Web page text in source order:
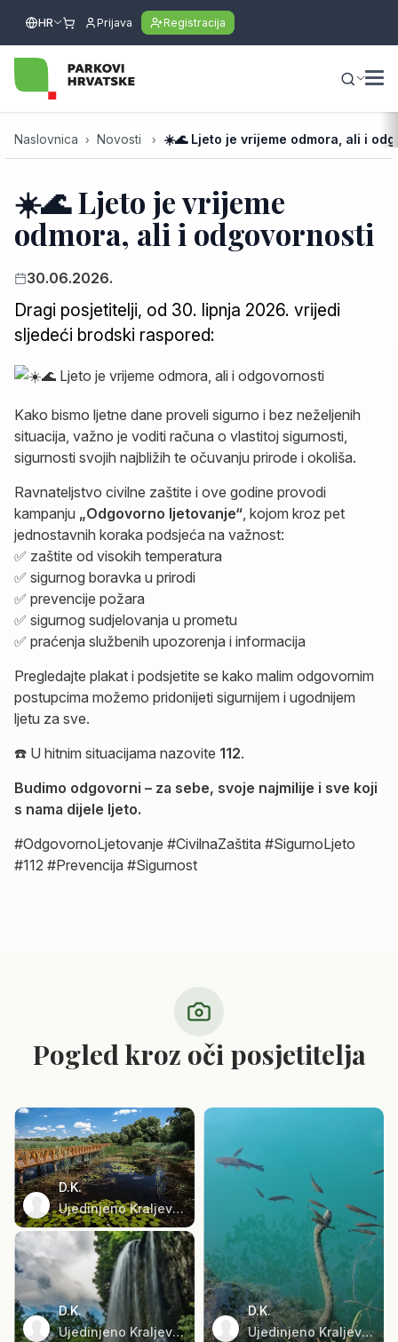
HR Prijava Registracija
Naslovnica Novosti ☀️🌊 Ljeto je vrijeme odmora, ali i
☀️🌊 Ljeto je vrijeme
odmora, ali i odgovornosti
30.06.2026.
Dragi posjetitelji, od 30. lipnja 2026. vrijedi
sljedeći brodski raspored:
Kako bismo ljetne dane proveli sigurno i bez neželjenih
situacija, važno je voditi računa o vlastitoj sigurnosti,
sigurnosti svojih najbližih te očuvanju prirode i okoliša.
Ravnateljstvo civilne zaštite i ove godine provodi
kampanju „Odgovorno ljetovanje“, kojom kroz pet
jednostavnih koraka podsjeća na važnost:
✅ zaštite od visokih temperatura
✅ sigurnog boravka u prirodi
✅ prevencije požara
✅ sigurnog sudjelovanja u prometu
✅ praćenja službenih upozorenja i informacija
Pregledajte plakat i podsjetite se kako malim odgovornim
postupcima možemo pridonijeti sigurnijem i ugodnijem
ljetu za sve.
☎️ U hitnim situacijama nazovite 112.
Budimo odgovorni – za sebe, svoje najmilije i sve koji
s nama dijele ljeto.
#OdgovornoLjetovanje #CivilnaZaštita #SigurnoLjeto
#112 #Prevencija #Sigurnost
Pogled kroz oči posjetitelja
D.K.
Ujedinjeno Kraljevstvo
D.K.
Ujedinjeno Kraljevstvo
D.K.
Ujedinjeno Kraljevstvo